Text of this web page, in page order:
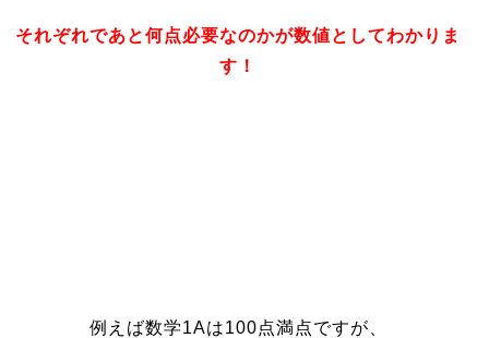
それぞれであと何点必要なのかが数値としてわかりま
す！
例えば数学1Aは100点満点ですが、